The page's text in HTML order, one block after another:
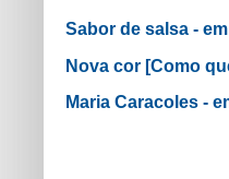
Sabor de salsa -
Nova cor [Como
Maria Caracoles -